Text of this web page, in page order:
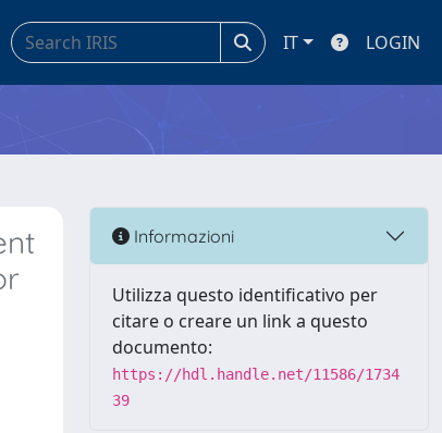
IT LOGIN
Informazioni
Utilizza questo identificativo per
citare o creare un link a questo
documento:
https://hdl.handle.net/11586/1734
39